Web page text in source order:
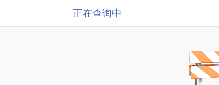
正在查询中